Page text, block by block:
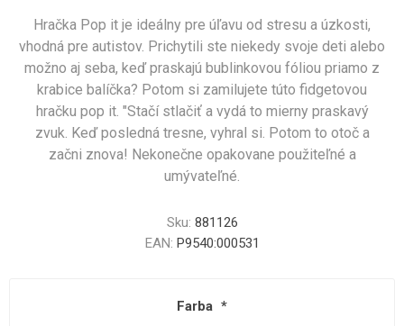
Hračka Pop it je ideálny pre úľavu od stresu a úzkosti,
vhodná pre autistov. Prichytili ste niekedy svoje deti alebo
možno aj seba, keď praskajú bublinkovou fóliou priamo z
krabice balíčka? Potom si zamilujete túto fidgetovou
hračku pop it. "Stačí stlačiť a vydá to mierny praskavý
zvuk. Keď posledná tresne, vyhral si. Potom to otoč a
začni znova! Nekonečne opakovane použiteľné a
umývateľné.
Sku: 881126
EAN: P9540:000531
Farba *